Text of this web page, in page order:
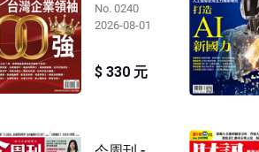
No. 0240
2026-08-01
$ 330 元